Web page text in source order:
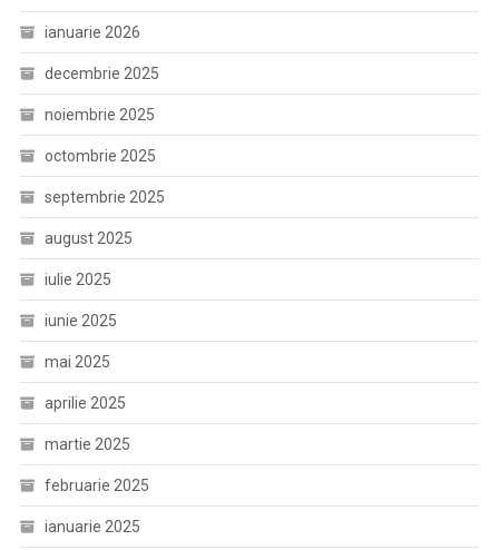
ianuarie 2026
decembrie 2025
noiembrie 2025
octombrie 2025
septembrie 2025
august 2025
iulie 2025
iunie 2025
mai 2025
aprilie 2025
martie 2025
februarie 2025
ianuarie 2025